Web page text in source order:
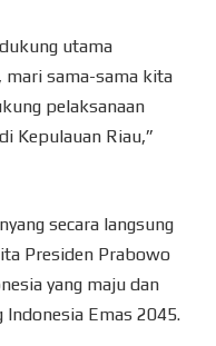
utama
mari sama-sama kita
pelaksanaan
Kepulauan Riau,”
secara langsung
Presiden Prabowo
yang maju dan
Emas 2045.